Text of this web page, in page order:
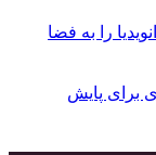
را به فضا
برای پایش